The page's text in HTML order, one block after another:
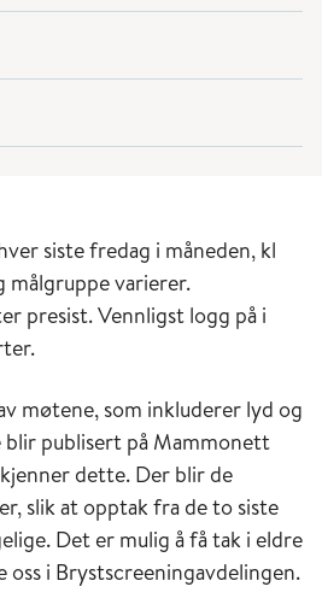
siste fredag i måneden, kl
målgruppe varierer.
presist. Vennligst logg på i
møtene, som inkluderer lyd og
publisert på Mammonett
dette. Der blir de
slik at opptak fra de to siste
Det er mulig å få tak i eldre
i Brystscreeningavdelingen.